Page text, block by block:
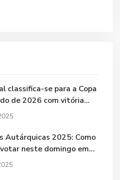
classifica-se para a Copa
de 2026 com vitória
de 9-1 sobre a
Autárquicas 2025: Como
neste domingo em